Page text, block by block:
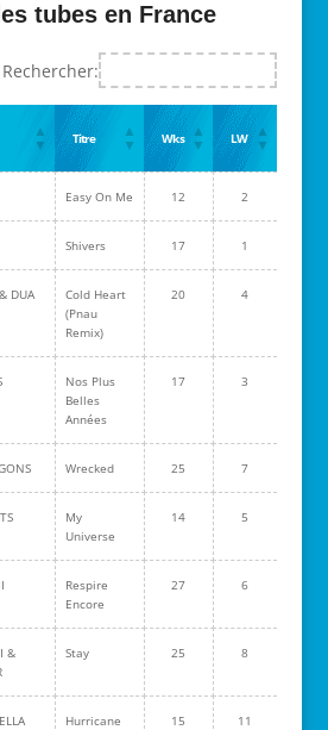
tubes en France
Rechercher:
Titre Wks LW
Easy On Me 12 2
Shivers 17 1
DUA
Cold Heart
(Pnau
Remix)
20 4
Nos Plus
Belles
Années
17 3
Wrecked 25 7
My
Universe
14 5
Respire
Encore
27 6
&
Stay 25 8
Hurricane 15 11